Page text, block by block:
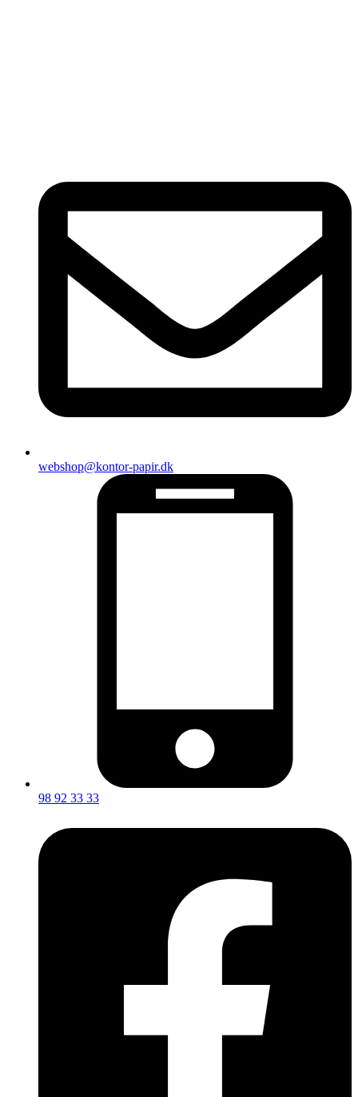
webshop@kontor-papir.dk
98 92 33 33